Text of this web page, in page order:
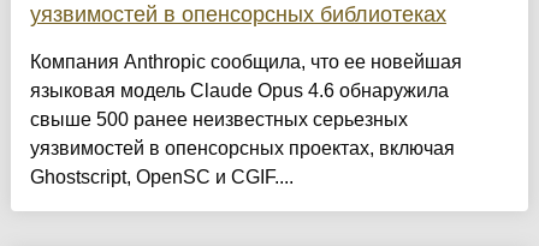
уязвимостей в опенсорсных библиотеках
Компания Anthropic сообщила, что ее новейшая
языковая модель Claude Opus 4.6 обнаружила
свыше 500 ранее неизвестных серьезных
уязвимостей в опенсорсных проектах, включая
Ghostscript, OpenSC и CGIF....